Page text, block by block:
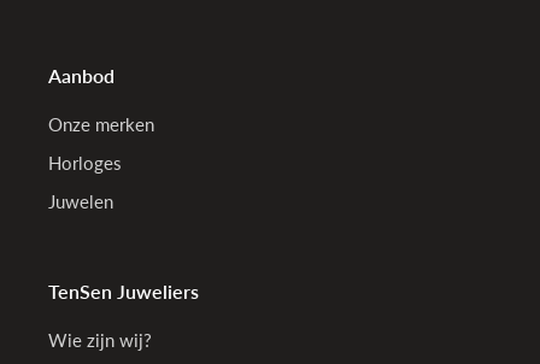
Aanbod
Onze merken
Horloges
Juwelen
TenSen Juweliers
Wie zijn wij?